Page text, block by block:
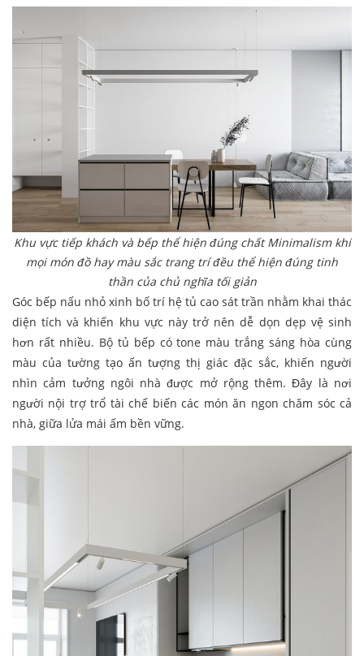
Khu vực tiếp khách và bếp thể hiện đúng chất Minimalism khi
mọi món đồ hay màu sắc trang trí đều thể hiện đúng tinh
thần của chủ nghĩa tối giản
Góc bếp nấu nhỏ xinh bố trí hệ tủ cao sát trần nhằm khai thác
diện tích và khiến khu vực này trở nên dễ dọn dẹp vệ sinh
hơn rất nhiều. Bộ tủ bếp có tone màu trắng sáng hòa cùng
màu của tường tạo ấn tượng thị giác đặc sắc, khiến người
nhìn cảm tưởng ngôi nhà được mở rộng thêm. Đây là nơi
người nội trợ trổ tài chế biến các món ăn ngon chăm sóc cả
nhà, giữa lửa mái ấm bền vững.